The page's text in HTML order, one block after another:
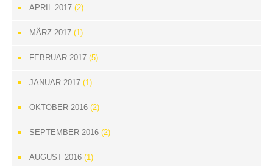
APRIL 2017 (2)
MÄRZ 2017 (1)
FEBRUAR 2017 (5)
JANUAR 2017 (1)
OKTOBER 2016 (2)
SEPTEMBER 2016 (2)
AUGUST 2016 (1)